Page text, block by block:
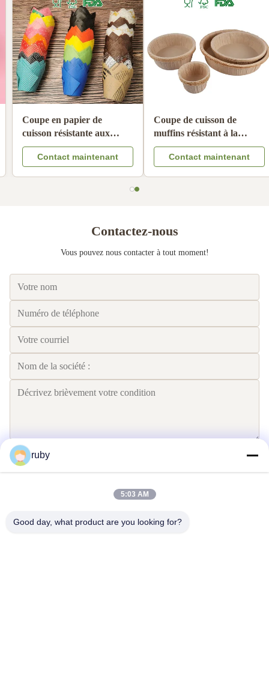
Produits alimentaires non
blanchis Filtres à goutte à
goutte à main Filtres à café
résistants à l'huile Filtre à
café Papyrus compatible
Contact maintenant
Coupe en papier de
cuisson résistante aux
températures élevées, non
collante, doublure jetable
Contact maintenant
Contactez-nous
Vous pouvez nous contacter à tout moment!
ruby
5:03 AM
Good day, what product are you looking for?